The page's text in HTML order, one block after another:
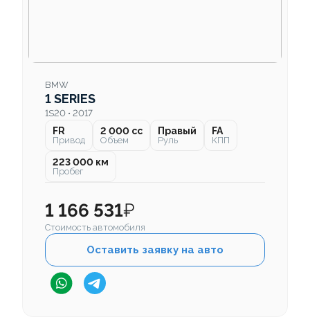
BMW
1 SERIES
1S20 • 2017
FR
Привод
2 000 cc
Объем
Правый
Руль
FA
КПП
223 000 км
Пробег
1 166 531₽
Стоимость автомобиля
Оставить заявку на авто